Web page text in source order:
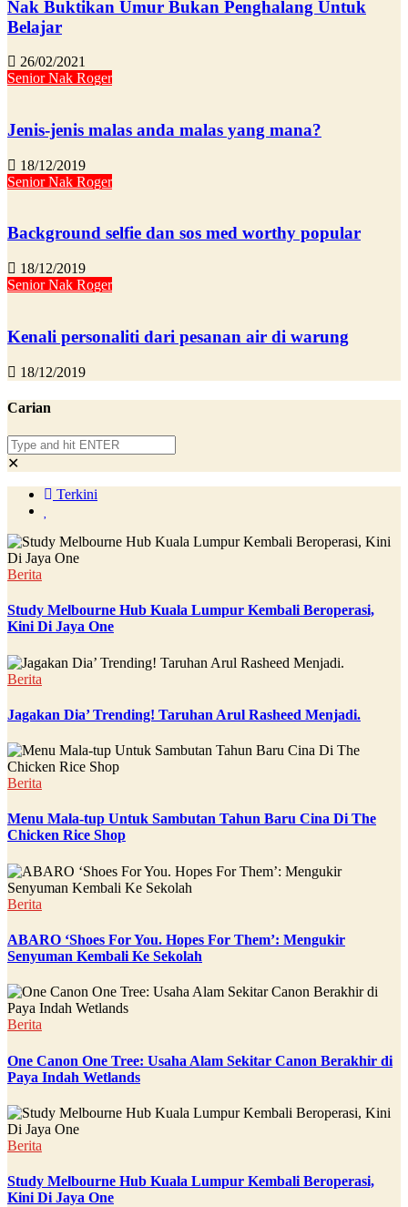
Nak Buktikan Umur Bukan Penghalang Untuk
Belajar
26/02/2021
Senior Nak Roger
Jenis-jenis malas anda malas yang mana?
18/12/2019
Senior Nak Roger
Background selfie dan sos med worthy popular
18/12/2019
Senior Nak Roger
Kenali personaliti dari pesanan air di warung
18/12/2019
Carian
✕
Terkini
Berita
Study Melbourne Hub Kuala Lumpur Kembali Beroperasi,
Kini Di Jaya One
Berita
Jagakan Dia’ Trending! Taruhan Arul Rasheed Menjadi.
Berita
Menu Mala-tup Untuk Sambutan Tahun Baru Cina Di The
Chicken Rice Shop
Berita
ABARO ‘Shoes For You. Hopes For Them’: Mengukir
Senyuman Kembali Ke Sekolah
Berita
One Canon One Tree: Usaha Alam Sekitar Canon Berakhir di
Paya Indah Wetlands
Berita
Study Melbourne Hub Kuala Lumpur Kembali Beroperasi,
Kini Di Jaya One